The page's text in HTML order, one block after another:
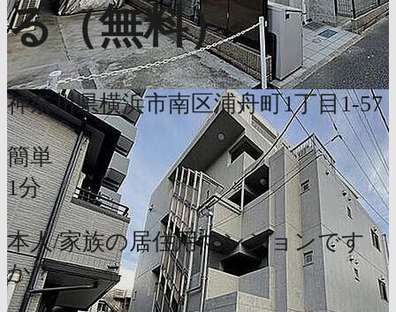
る（無料）
神奈川県横浜市南区浦舟町1丁目1-57
簡単
1分
本人/家族の居住用マンションです
か？